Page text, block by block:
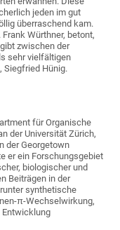
jeden im gut
überraschend kam.
Würthner, betont,
zwischen der
sehr vielfältigen
Siegfried Hünig.
für Organische
der Universität Zürich,
der Georgetown
er ein Forschungsgebiet
biologischer und
Beiträgen in der
synthetische
π-Wechselwirkung,
Entwicklung